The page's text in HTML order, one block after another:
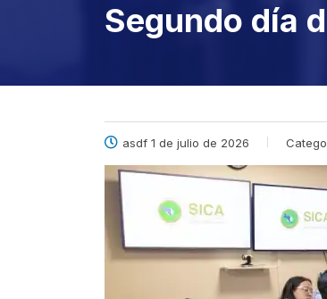
Segundo día
asdf 1 de julio de 2026